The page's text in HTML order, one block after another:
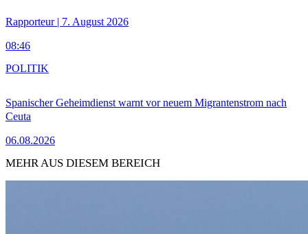
Rapporteur | 7. August 2026
08:46
Spanischer Geheimdienst warnt vor neuem Migrantenstrom nach
Ceuta
06.08.2026
POLITIK
MEHR AUS DIESEM BEREICH